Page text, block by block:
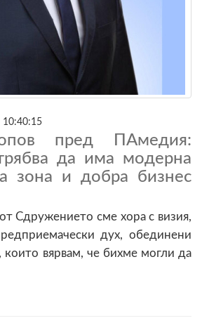
10:40:15
пред ПАмедия:
да има модерна
зона и добра бизнес
Сдружението сме хора с визия,
дух, обединени
вярвам, че бихме могли да